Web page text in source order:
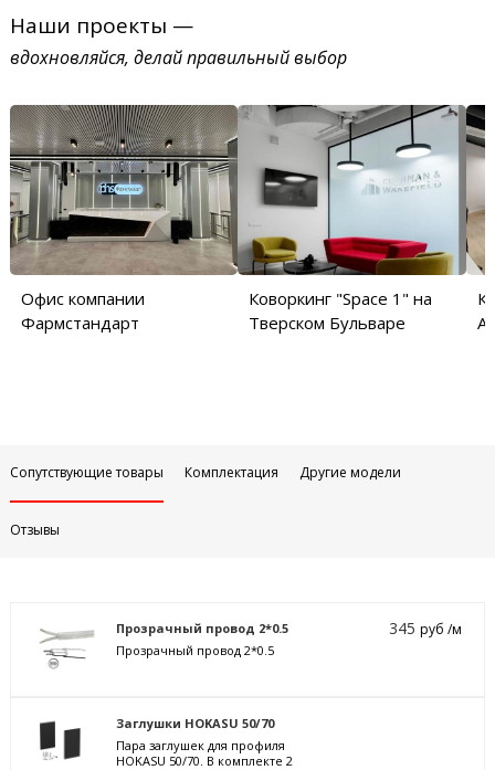
Наши проекты —
вдохновляйся, делай правильный выбор
Офис компании
Фармстандарт
Коворкинг "Space 1" на
Тверском Бульваре
Сопутствующие товары Комплектация Другие модели
Отзывы
Прозрачный провод 2*0.5
Прозрачный провод 2*0.5
345руб /м
Заглушки HOKASU 50/70
Пара заглушек для профиля
HOKASU 50/70. В комплекте 2